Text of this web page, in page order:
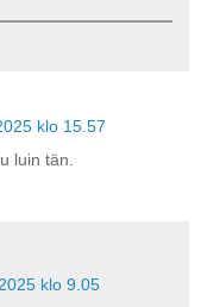
klo 15.57
luin tän.
klo 9.05